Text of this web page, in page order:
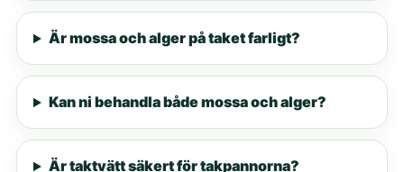
Är mossa och alger på taket farligt?
Kan ni behandla både mossa och alger?
Är taktvätt säkert för takpannorna?